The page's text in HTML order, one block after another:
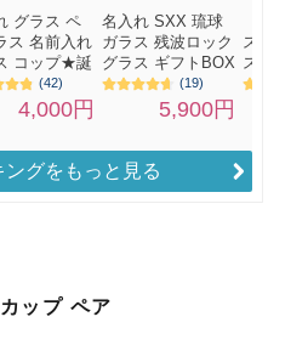
ングをもっと見る
ップ ペア